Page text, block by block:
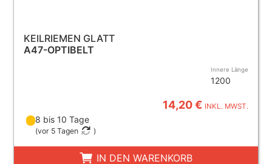
KEILRIEMEN GLATT
A47-OPTIBELT
Innere Länge
1200
14,20 € INKL. MWST.
8 bis 10 Tage
(vor 5 Tagen )
IN DEN WARENKORB